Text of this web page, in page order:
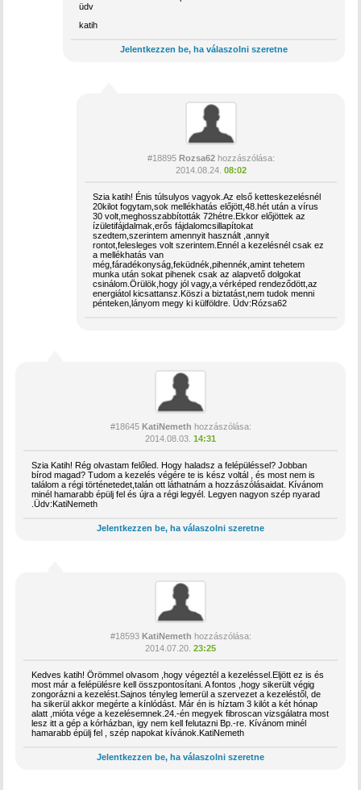
üdv
katih
Jelentkezzen be, ha válaszolni szeretne
#18895 Rozsa62hozzászólása:
2014.08.24. 08:02
Szia katih! Énis túlsulyos vagyok.Az első ketteskezelésnél
20kilot fogytam,sok mellékhatás előjött,48.hét után a vírus
30 volt,meghosszabbították 72hétre.Ekkor előjöttek az
ízületifájdalmak,erős fájdalomcsillapítokat
szedtem,szerintem amennyit használt ,annyit
rontot,felesleges volt szerintem.Ennél a kezelésnél csak ez
a mellékhatás van
még,fáradékonyság,feküdnék,pihennék,amint tehetem
munka után sokat pihenek csak az alapvető dolgokat
csinálom.Örülök,hogy jól vagy,a vérképed rendeződött,az
energiátol kicsattansz.Köszi a biztatást,nem tudok menni
pénteken,lányom megy ki külföldre. Üdv:Rózsa62
#18645 KatiNemeth hozzászólása:
2014.08.03. 14:31
Szia Katih! Rég olvastam felőled. Hogy haladsz a felépüléssel? Jobban
bírod magad? Tudom a kezelés végére te is kész voltál , és most nem is
találom a régi történetedet,talán ott láthatnám a hozzászólásaidat. Kívánom
minél hamarabb épülj fel és újra a régi legyél. Legyen nagyon szép nyarad
.Üdv:KatiNemeth
Jelentkezzen be, ha válaszolni szeretne
#18593 KatiNemeth hozzászólása:
2014.07.20. 23:25
Kedves katih! Örömmel olvasom ,hogy végeztél a kezeléssel.Eljött ez is és
most már a felépülésre kell összpontosítani. A fontos ,hogy sikerült végig
zongorázni a kezelést.Sajnos tényleg lemerül a szervezet a kezeléstől, de
ha sikerül akkor megérte a kínlódást. Már én is híztam 3 kilót a két hónap
alatt ,mióta vége a kezelésemnek.24.-én megyek fibroscan vizsgálatra most
lesz itt a gép a kórházban, igy nem kell felutazni Bp.-re. Kívánom minél
hamarabb épülj fel , szép napokat kívánok.KatiNemeth
Jelentkezzen be, ha válaszolni szeretne